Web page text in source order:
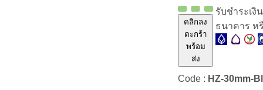
คลิกลง
ตะกร้า
พร้อม
ส่ง
รับชำระเงิ
ธนาคาร ห
Code : HZ-30mm-